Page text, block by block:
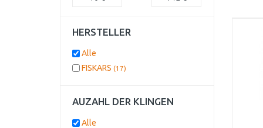
HERSTELLER
Alle
FISKARS (17)
AUZAHL DER KLINGEN
Alle